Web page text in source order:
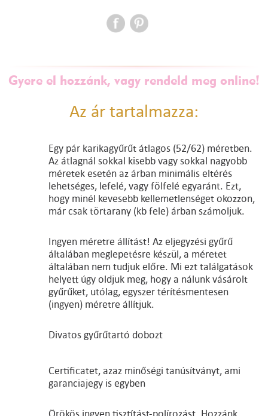
Gyere el hozzánk, vagy rendeld meg online!
Az ár tartalmazza:
Egy pár karikagyűrűt átlagos (52/62) méretben.
Az átlagnál sokkal kisebb vagy sokkal nagyobb
méretek esetén az árban minimális eltérés
lehetséges, lefelé, vagy fölfelé egyaránt. Ezt,
hogy minél kevesebb kellemetlenséget okozzon,
már csak törtarany (kb fele) árban számoljuk.
Ingyen méretre állítást! Az eljegyzési gyűrű
általában meglepetésre készül, a méretet
általában nem tudjuk előre. Mi ezt találgatások
helyett úgy oldjuk meg, hogy a nálunk vásárolt
gyűrűket, utólag, egyszer térítésmentesen
(ingyen) méretre állítjuk.
Divatos gyűrűtartó dobozt
Certificatet, azaz minőségi tanúsítványt, ami
garanciajegy is egyben